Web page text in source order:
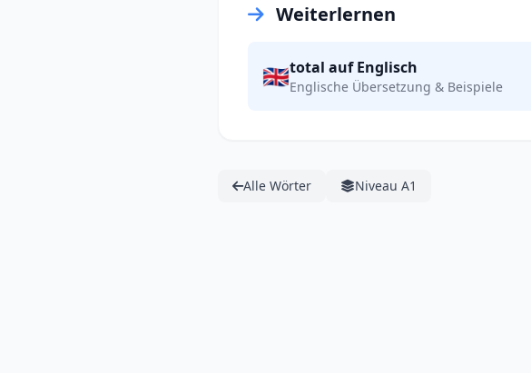
Weiterlernen
🇬🇧total auf Englisch
Englische Übersetzung & Beispiele
Alle Wörter Niveau A1